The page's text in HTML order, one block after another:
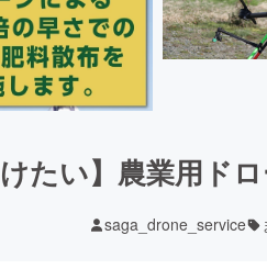
たい】農業用ド
saga_drone_service